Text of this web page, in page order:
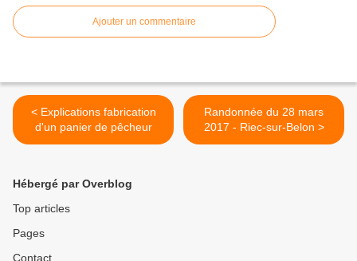
Ajouter un commentaire
< Explications fabrication
d'un panier de pêcheur
Randonnée du 28 mars
2017 - Riec-sur-Belon >
Hébergé par Overblog
Top articles
Pages
Contact